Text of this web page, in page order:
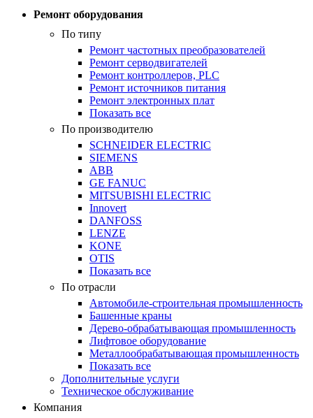
Ремонт оборудования
По типу
Ремонт частотных преобразователей
Ремонт серводвигателей
Ремонт контроллеров, PLC
Ремонт источников питания
Ремонт электронных плат
Показать все
По производителю
SCHNEIDER ELECTRIC
SIEMENS
ABB
GE FANUC
MITSUBISHI ELECTRIC
Innovert
DANFOSS
LENZE
KONE
OTIS
Показать все
По отрасли
Автомобиле-строительная промышленность
Башенные краны
Дерево-обрабатывающая промышленность
Лифтовое оборудование
Металлообрабатывающая промышленность
Показать все
Дополнительные услуги
Техническое обслуживание
Компания